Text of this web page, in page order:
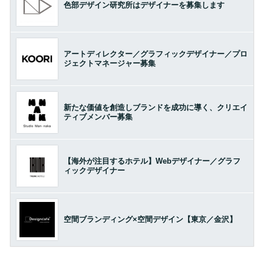
色部デザイン研究所はデザイナーを募集します
アートディレクター／グラフィックデザイナー／プロ
ジェクトマネージャー募集
新たな価値を創造しブランドを成功に導く、クリエイ
ティブメンバー募集
【海外が注目するホテル】Webデザイナー／グラフ
ィックデザイナー
空間ブランディング×空間デザイン【東京／金沢】